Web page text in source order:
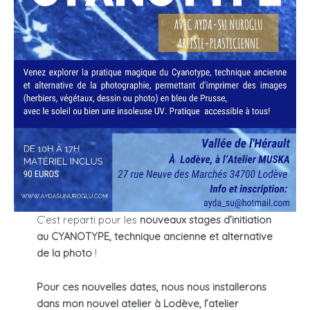
C’est reparti pour les nouveaux stages d’initiation
au CYANOTYPE, technique ancienne et alternative
de la photo!
Pour ces nouvelles dates, nous nous installerons
dans mon nouvel atelier à Lodève, l’atelier